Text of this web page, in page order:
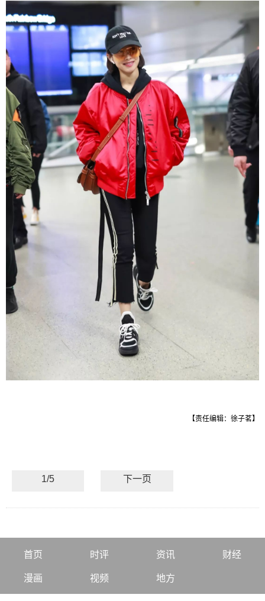
【责任编辑：徐子茗】
1/5 下一页
首页 时评 资讯 财经
漫画 视频 地方